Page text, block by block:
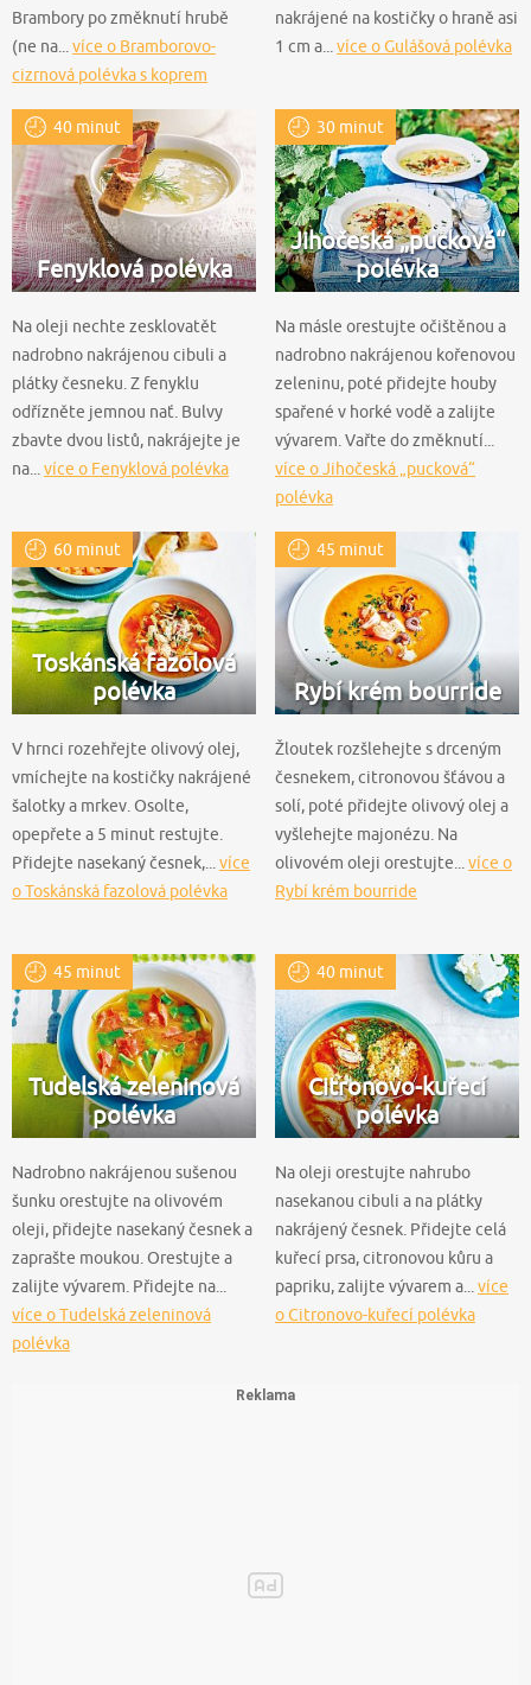
Brambory po změknutí hrubě
(ne na... více o Bramborovo-
cizrnová polévka s koprem
nakrájené na kostičky o hraně asi
1 cm a... více o Gulášová polévka
40 minut
Fenyklová polévka
Na oleji nechte zesklovatět
nadrobno nakrájenou cibuli a
plátky česneku. Z fenyklu
odřízněte jemnou nať. Bulvy
zbavte dvou listů, nakrájejte je
na... více o Fenyklová polévka
30 minut
Jihočeská „pucková“
polévka
Na másle orestujte očištěnou a
nadrobno nakrájenou kořenovou
zeleninu, poté přidejte houby
spařené v horké vodě a zalijte
vývarem. Vařte do změknutí...
více o Jihočeská „pucková“
polévka
60 minut
Toskánská fazolová
polévka
V hrnci rozehřejte olivový olej,
vmíchejte na kostičky nakrájené
šalotky a mrkev. Osolte,
opepřete a 5 minut restujte.
Přidejte nasekaný česnek,...více
o Toskánská fazolová polévka
45 minut
Rybí krém bourride
Žloutek rozšlehejte s drceným
česnekem, citronovou šťávou a
solí, poté přidejte olivový olej a
vyšlehejte majonézu. Na
olivovém oleji orestujte...více o
Rybí krém bourride
45 minut
Tudelská zeleninová
polévka
Nadrobno nakrájenou sušenou
šunku orestujte na olivovém
oleji, přidejte nasekaný česnek a
zaprašte moukou. Orestujte a
zalijte vývarem. Přidejte na...
více o Tudelská zeleninová
polévka
40 minut
Citronovo-kuřecí
polévka
Na oleji orestujte nahrubo
nasekanou cibuli a na plátky
nakrájený česnek. Přidejte celá
kuřecí prsa, citronovou kůru a
papriku, zalijte vývarem a... více
o Citronovo-kuřecí polévka